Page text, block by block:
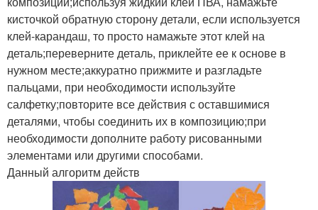
кисточкой обратную сторону детали, если используется
клей-карандаш, то просто намажьте этот клей на
деталь;переверните деталь, приклейте ее к основе в
нужном месте;аккуратно прижмите и разгладьте
пальцами, при необходимости используйте
салфетку;повторите все действия с оставшимися
деталями, чтобы соединить их в композицию;при
необходимости дополните работу рисованными
элементами или другими способами.
Данный алгоритм действ